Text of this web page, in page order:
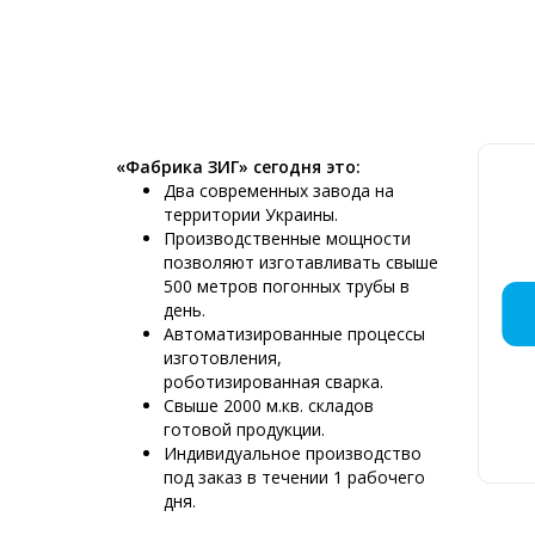
«Фабрика ЗИГ» сегодня это:
Два современных завода на
территории Украины.
Производственные мощности
позволяют изготавливать свыше
500 метров погонных трубы в
день.
Автоматизированные процессы
изготовления,
роботизированная сварка.
Свыше 2000 м.кв. складов
готовой продукции.
Индивидуальное производство
под заказ в течении 1 рабочего
дня.